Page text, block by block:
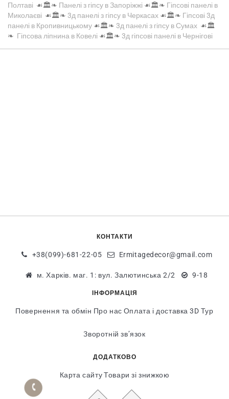
Полтаві ☙🏛️❧ Панелі з гіпсу в Запоріжжі ☙🏛️❧ Гіпсові панелі в
Миколаєві ☙🏛️❧ 3д панелі з гіпсу в Черкасах ☙🏛️❧ Гіпсові 3д
панелі в Кропивницькому ☙🏛️❧ 3д панелі з гіпсу в Сумах ☙🏛️
❧ Гіпсова ліпнина в Ковелі ☙🏛️❧ 3д гіпсові панелі в Чернігові
КОНТАКТИ
+38(099)-681-22-05 Ermitagedecor@gmail.com
м. Харків. маг. 1: вул. Залютинська 2/2 9-18
ІНФОРМАЦІЯ
Повернення та обмін Про нас Оплата і доставка 3D Тур
Зворотній зв’язок
ДОДАТКОВО
Карта сайту Товари зі знижкою